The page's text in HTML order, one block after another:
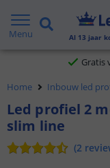
Menu Al 13 jaar
Gratis
Home Inbouw led
Led profiel 2
slim line
(2